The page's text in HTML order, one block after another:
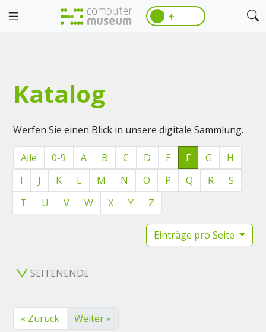
☀️
Katalog
Werfen Sie einen Blick in unsere digitale Sammlung.
Alle 0-9 A B C D E F G
H
I
J K L M N O P Q R
S
T
U V W X Y Z
Einträge pro Seite
SEITENENDE
« Zurück Weiter »